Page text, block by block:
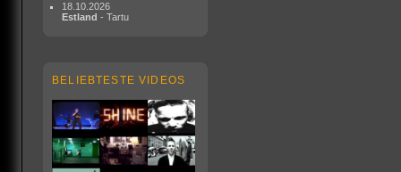
18.10.2026
Estland - Tartu
BELIEBTESTE VIDEOS